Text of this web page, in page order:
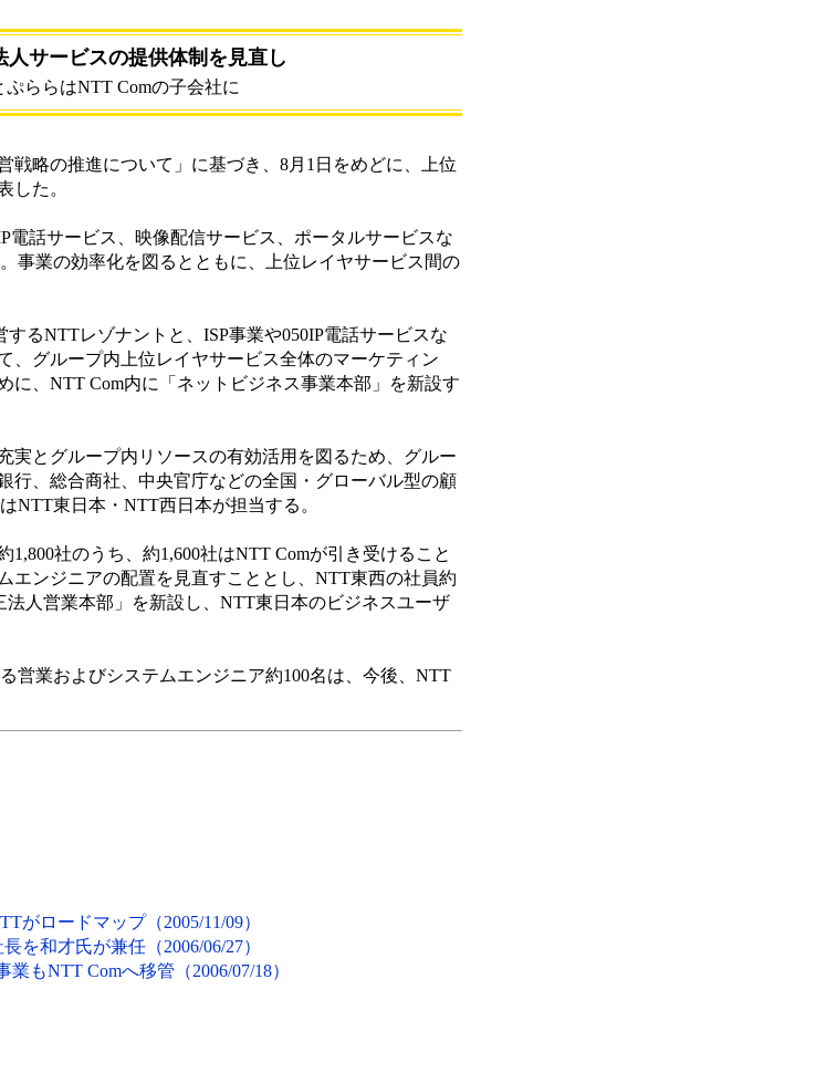
サービスの提供体制を見直し
ららはNTT Comの子会社に
略の推進について」に基づき、8月1日をめどに、上位
した。
話サービス、映像配信サービス、ポータルサービスな
事業の効率化を図るとともに、上位レイヤサービス間の
るNTTレゾナントと、ISP事業や050IP電話サービスな
、グループ内上位レイヤサービス全体のマーケティン
、NTT Com内に「ネットビジネス事業本部」を新設す
とグループ内リソースの有効活用を図るため、グルー
行、総合商社、中央官庁などの全国・グローバル型の顧
NTT東日本・NTT西日本が担当する。
社のうち、約1,600社はNTT Comが引き受けること
エンジニアの配置を見直すこととし、NTT東西の社員約
人営業本部」を新設し、NTT東日本のビジネスユーザ
営業およびシステムエンジニア約100名は、今後、NTT
がロードマップ（2005/11/09）
を和才氏が兼任（2006/06/27）
もNTT Comへ移管（2006/07/18）